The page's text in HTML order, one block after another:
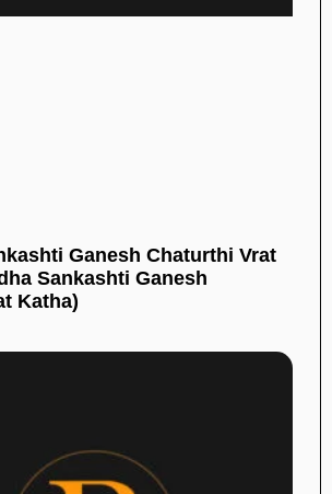
Ganesh Chaturthi Vrat
Sankashti Ganesh
Katha)